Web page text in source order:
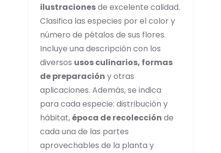
ilustracionesde excelente calidad.
Clasifica las especies por el color y
número de pétalos de sus flores.
Incluye una descripción con los
diversos usos culinarios, formas
de preparación y otras
aplicaciones. Además, se indica
para cada especie: distribución y
hábitat,época de recolección de
cada una de las partes
aprovechables de la planta y